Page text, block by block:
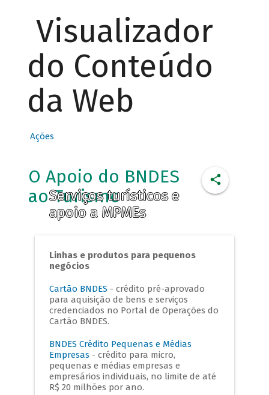
Visualizador
do Conteúdo
da Web
Ações
O Apoio do BNDES
ao Turismo
Serviços turísticos e
apoio a MPMEs
Linhas e produtos para pequenos
negócios
Cartão BNDES - crédito pré-aprovado
para aquisição de bens e serviços
credenciados no Portal de Operações do
Cartão BNDES.
BNDES Crédito Pequenas e Médias
Empresas - crédito para micro,
pequenas e médias empresas e
empresários individuais, no limite de até
R$ 20 milhões por ano.